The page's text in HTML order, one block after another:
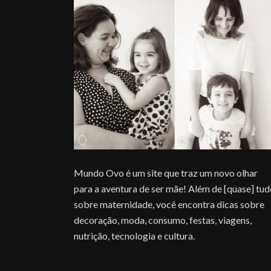
Mundo Ovo é um site que traz um novo olhar
para a aventura de ser mãe! Além de [quase]
sobre maternidade, você encontra dicas sobre
decoração, moda, consumo, festas, viagens,
nutrição, tecnologia e cultura.